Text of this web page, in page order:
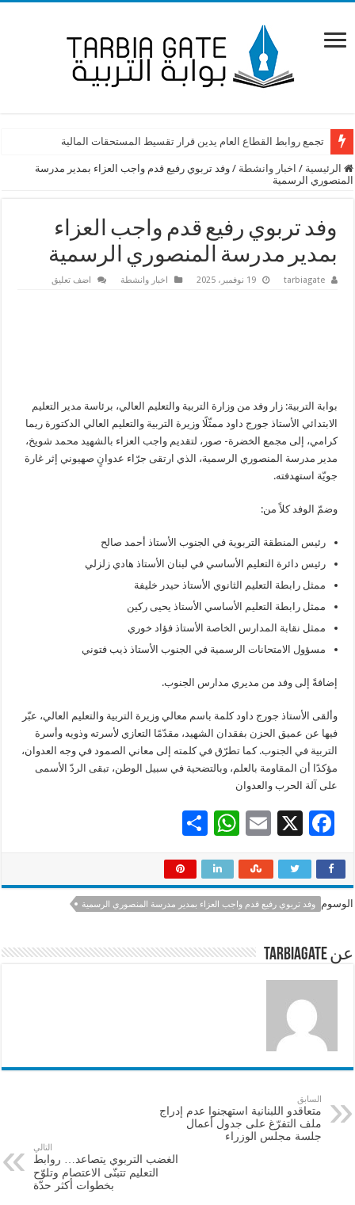
تجمع روابط القطاع العام يدين قرار تقسيط المستحقات المالية
الرئيسية / اخبار وانشطة / وفد تربوي رفيع قدم واجب العزاء بمدير مدرسة
المنصوري الرسمية
وفد تربوي رفيع قدم واجب العزاء
بمدير مدرسة المنصوري الرسمية
tarbiagate 19 نوفمبر، 2025 اخبار وانشطة اضف تعليق
بوابة التربية: زار وفد من وزارة التربية والتعليم العالي، برئاسة مدير التعليم
الابتدائي الأستاذ جورج داود ممثّلًا وزيرة التربية والتعليم العالي الدكتورة ريما
كرامي، إلى مجمع الخضرة- صور، لتقديم واجب العزاء بالشهيد محمد شويخ،
مدير مدرسة المنصوري الرسمية، الذي ارتقى جرّاء عدوانٍ صهيوني إثر غارة
جويّة استهدفته.
وضمّ الوفد كلاً من:
رئيس المنطقة التربوية في الجنوب الأستاذ أحمد صالح
رئيس دائرة التعليم الأساسي في لبنان الأستاذ هادي زلزلي
ممثل رابطة التعليم الثانوي الأستاذ حيدر خليفة
ممثل رابطة التعليم الأساسي الأستاذ يحيى ركين
ممثل نقابة المدارس الخاصة الأستاذ فؤاد خوري
مسؤول الامتحانات الرسمية في الجنوب الأستاذ ذيب فتوني
إضافةً إلى وفد من مديري مدارس الجنوب.
وألقى الأستاذ جورج داود كلمة باسم معالي وزيرة التربية والتعليم العالي، عبّر
فيها عن عميق الحزن بفقدان الشهيد، مقدّمًا التعازي لأسرته وذويه وأسرة
التربية في الجنوب. كما تطرّق في كلمته إلى معاني الصمود في وجه العدوان،
مؤكدًا أن المقاومة بالعلم، وبالتضحية في سبيل الوطن، تبقى الردّ الأسمى
على آلة الحرب والعدوان
F
e
b
o
k
X
E
ai
l
W
at
sA
p
ar
e
الوسوم وفد تربوي رفيع قدم واجب العزاء بمدير مدرسة المنصوري الرسمية
عن tarbiagate
السابق
متعاقدو اللبنانية استهجنوا عدم إدراج
ملف التفرّغ على جدول أعمال
جلسة مجلس الوزراء
التالي
الغضب التربوي يتصاعد… روابط
التعليم تتبنّى الاعتصام وتلوّح
بخطوات أكثر حدّة